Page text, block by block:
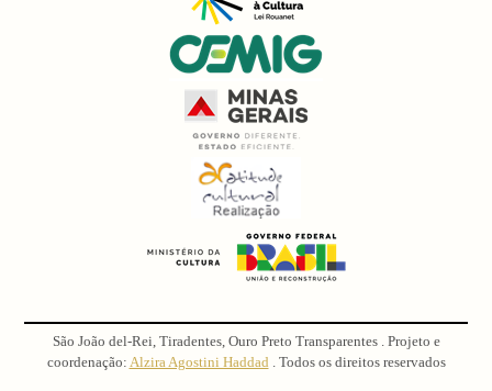
São João del-Rei, Tiradentes, Ouro Preto Transparentes . Projeto e
coordenação: Alzira Agostini Haddad . Todos os direitos reservados